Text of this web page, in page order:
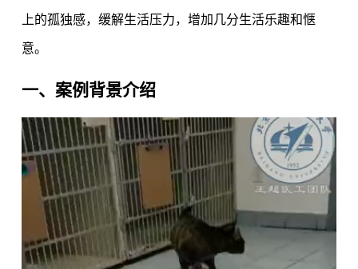
上的孤独感，缓解生活压力，增加几分生活乐趣和惬
意。
一、案例背景介绍